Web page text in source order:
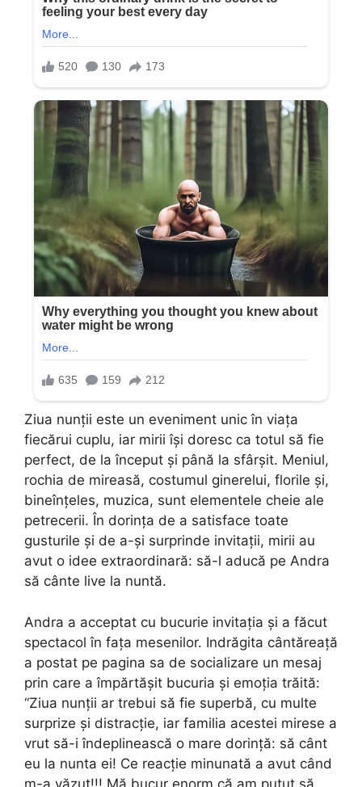
Ziua nunții este un eveniment unic în viața
fiecărui cuplu, iar mirii își doresc ca totul să fie
perfect, de la început și până la sfârșit. Meniul,
rochia de mireasă, costumul ginerelui, florile și,
bineînțeles, muzica, sunt elementele cheie ale
petrecerii. În dorința de a satisface toate
gusturile și de a-și surprinde invitații, mirii au
avut o idee extraordinară: să-l aducă pe Andra
să cânte live la nuntă.
Andra a acceptat cu bucurie invitația și a făcut
spectacol în fața mesenilor. Indrăgita cântăreață
a postat pe pagina sa de socializare un mesaj
prin care a împărtășit bucuria și emoția trăită:
“Ziua nunții ar trebui să fie superbă, cu multe
surprize și distracție, iar familia acestei mirese a
vrut să-i îndeplinească o mare dorință: să cânt
eu la nunta ei! Ce reacție minunată a avut când
m-a văzut!!! Mă bucur enorm că am putut să